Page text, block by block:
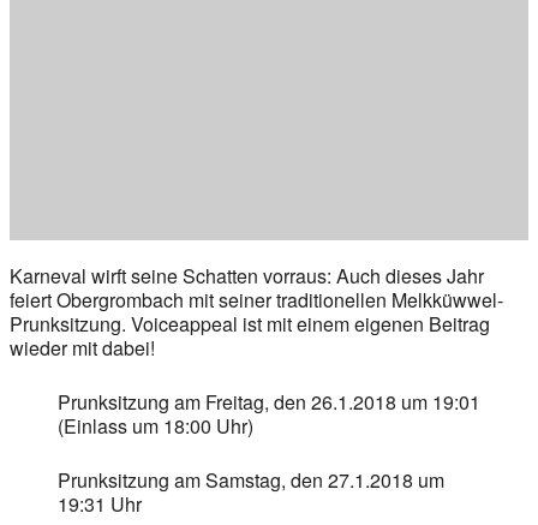
Karneval wirft seine Schatten vorraus: Auch dieses Jahr
feiert Obergrombach mit seiner traditionellen Melkküwwel-
Prunksitzung. Voiceappeal ist mit einem eigenen Beitrag
wieder mit dabei!
Prunksitzung am Freitag, den 26.1.2018 um 19:01
(Einlass um 18:00 Uhr)
Prunksitzung am Samstag, den 27.1.2018 um
19:31 Uhr